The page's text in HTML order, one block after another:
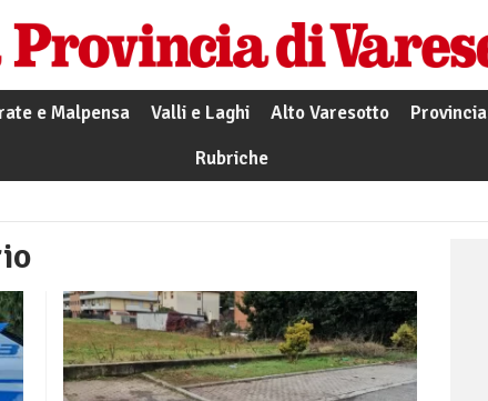
e Malpensa Valli e Laghi Alto Varesotto Provincia
Rubriche